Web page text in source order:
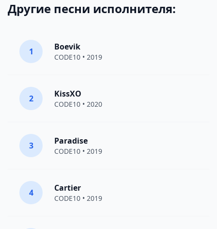
Другие песни исполнителя:
1 Boevik
CODE10 • 2019
2 KissXO
CODE10 • 2020
3 Paradise
CODE10 • 2019
4 Cartier
CODE10 • 2019